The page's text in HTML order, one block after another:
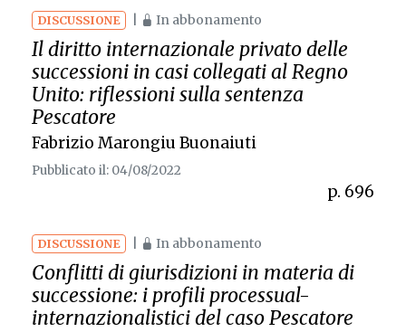
DISCUSSIONE In abbonamento
Il diritto internazionale privato delle
successioni in casi collegati al Regno
Unito: riflessioni sulla sentenza
Pescatore
Fabrizio Marongiu Buonaiuti
Pubblicato il: 04/08/2022
p. 696
DISCUSSIONE In abbonamento
Conflitti di giurisdizioni in materia di
successione: i profili processual-
internazionalistici del casoPescatore